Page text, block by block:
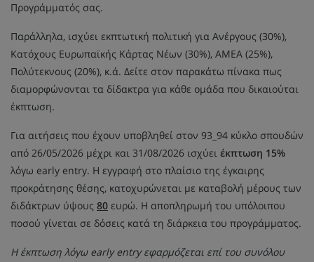
Προγράμματός σας.
Παράλληλα, ισχύει εκπτωτική πολιτική για Ανέργους (30%),
Κατόχους Ευρωπαϊκής Κάρτας Νέων (30%), ΑΜΕΑ (25%),
Πολύτεκνους (20%), κ.ά. Δείτε στον παρακάτω πίνακα πως
διαμορφώνονται τα δίδακτρα για κάθε ομάδα που δικαιούται
έκπτωση.
Για αιτήσεις που έχουν υποβληθεί στον 93_94 κύκλο σπουδών
από 26/05/2026 μέχρι και 31/08/2026 ισχύει έκπτωση 15%
λόγω early entry. Η εγγραφή στο πλαίσιο της έγκαιρης
προκράτησης θέσης, κατοχυρώνεται με καταβολή μέρους των
διδάκτρων ύψους 80 ευρώ. Η αποπληρωμή του υπόλοιπου
ποσού γίνεται σε δόσεις κατά τη διάρκεια του προγράμματος.
Η έκπτωση λόγω early entry εφαρμόζεται επί του συνόλου